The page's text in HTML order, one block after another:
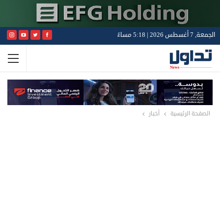
الجمعة, 7 أغسطس 2026 | 5:18 مساءً
الصفحة الرئيسية أخبار